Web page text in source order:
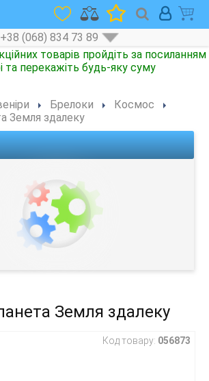
+38 (068) 834 73 89
Брелоки
Космос
Земля здалеку
Земля здалеку
Код товару: 056873